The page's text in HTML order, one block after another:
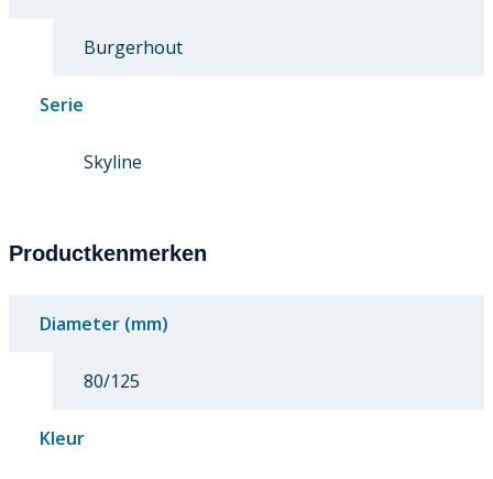
Burgerhout
Serie
Skyline
Productkenmerken
Diameter (mm)
80/125
Kleur